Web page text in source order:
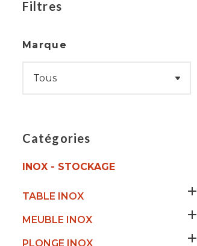
Filtres
Marque
Catégories
INOX - STOCKAGE
TABLE INOX 
MEUBLE INOX 
PLONGE INOX 